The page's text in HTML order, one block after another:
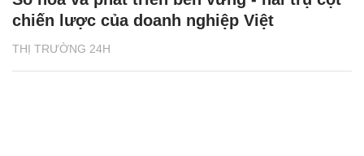
THỊ TRƯỜNG 24H
chiến lược của doanh nghiệp Việt